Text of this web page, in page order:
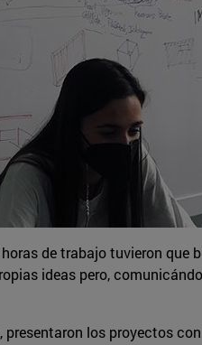
de trabajo tuvieron que
ideas pero,
los proyectos